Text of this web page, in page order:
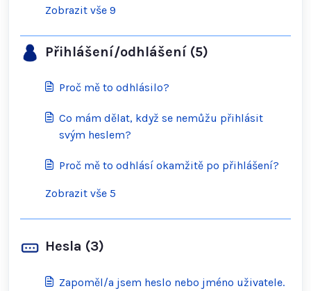
Zobrazit vše 9
Přihlášení/odhlášení (5)
Proč mě to odhlásilo?
Co mám dělat, když se nemůžu přihlásit
svým heslem?
Proč mě to odhlásí okamžitě po přihlášení?
Zobrazit vše 5
Hesla (3)
Zapoměl/a jsem heslo nebo jméno uživatele.